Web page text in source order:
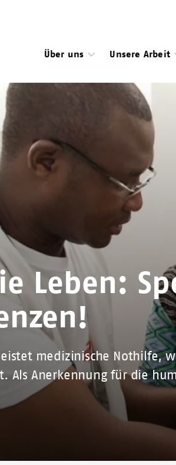
Über uns
Unsere Arbeit
Leben:
medizinische Nothilfe,
Als Anerkennung für die